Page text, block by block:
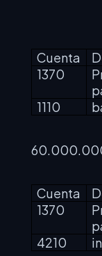
Cuenta
1370
1110
Cuenta
1370
4210